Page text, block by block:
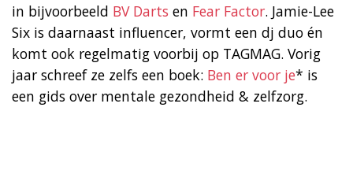
in bijvoorbeeld BV Darts en Fear Factor. Jamie-Lee
Six is daarnaast influencer, vormt een dj duo én
komt ook regelmatig voorbij op TAGMAG. Vorig
jaar schreef ze zelfs een boek: Ben er voor je* is
een gids over mentale gezondheid & zelfzorg.